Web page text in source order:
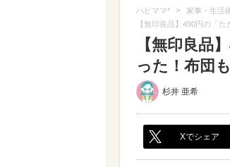
ハピママ* > 家事・生活
【無印良品】490円の「
【無印良品
った！布団
杉井 亜希
Xでシェア